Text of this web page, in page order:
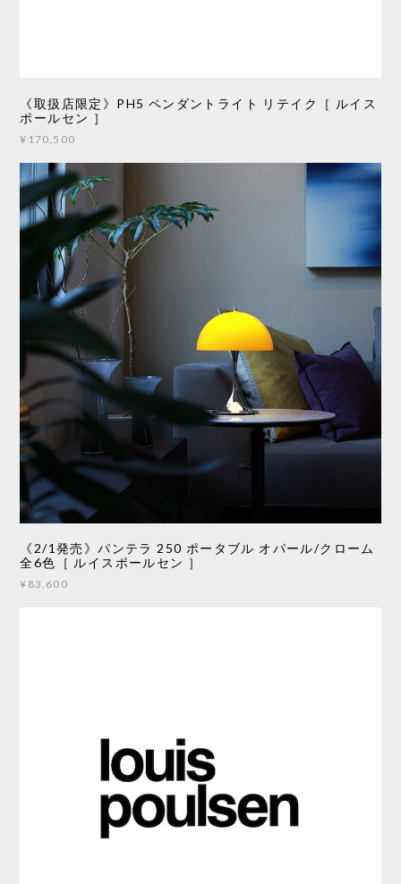
《取扱店限定》PH5 ペンダントライト リテイク［ ルイス
ポールセン ］
¥170,500
《2/1発売》パンテラ 250 ポータブル オパール/クローム
全6色［ ルイスポールセン ］
¥83,600